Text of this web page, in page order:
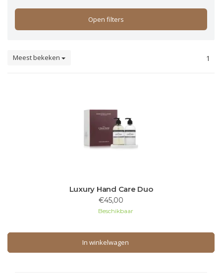
Open filters
Meest bekeken 1
Luxury Hand Care Duo
€45,00
Beschikbaar
In winkelwagen
In winkelwagen